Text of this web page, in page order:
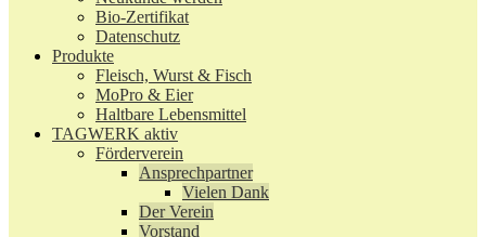
Bio-Zertifikat
Datenschutz
Produkte
Fleisch, Wurst & Fisch
MoPro & Eier
Haltbare Lebensmittel
TAGWERK aktiv
Förderverein
Ansprechpartner
Vielen Dank
Der Verein
Vorstand